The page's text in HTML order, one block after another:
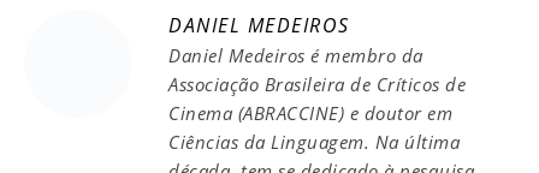
DANIEL MEDEIROS
Daniel Medeiros é membro da
Associação Brasileira de Críticos de
Cinema (ABRACCINE) e doutor em
Ciências da Linguagem. Na última